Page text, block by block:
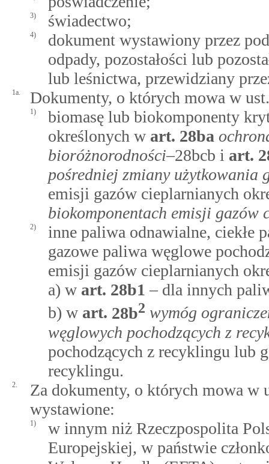
3) świadectwo;
4)
dokument wystawiony przez
odpady, pozostałości lub
lub leśnictwa, przewidziany
1a. Dokumenty, o których mowa w
1)
biomasę lub biokomponenty
określonych w art. 28ba
bioróżnorodności–28bcb i art.
pośredniej zmiany użytkowania
emisji gazów cieplarnianych
biokomponentach emisji gazów
2)
inne paliwa odnawialne, ciekłe
gazowe paliwa węglowe
emisji gazów cieplarnianych
a) w art. 28b1 – dla innych
b) w art. 28b2 wymóg
węglowych pochodzących z
pochodzących z recyklingu lub
recyklingu.
2.
Za dokumenty, o których mowa w
wystawione:
1)
w innym niż Rzeczpospolita
Europejskiej, w państwie